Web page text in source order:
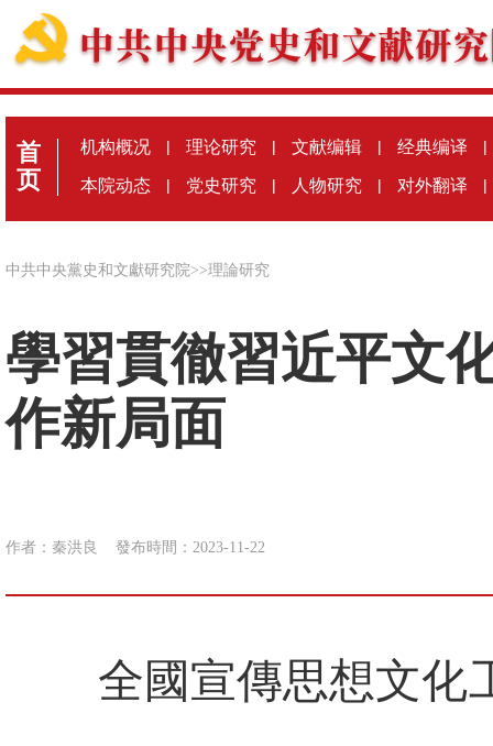
首
页
机构概况 | 理论研究 | 文献编辑 | 经典编译 |
本院动态 | 党史研究 | 人物研究 | 对外翻译 |
中共中央黨史和文獻研究院>>理論研究
學習貫徹習近平文
作新局面
作者：秦洪良 發布時間：2023-11-22
全國宣傳思想文化